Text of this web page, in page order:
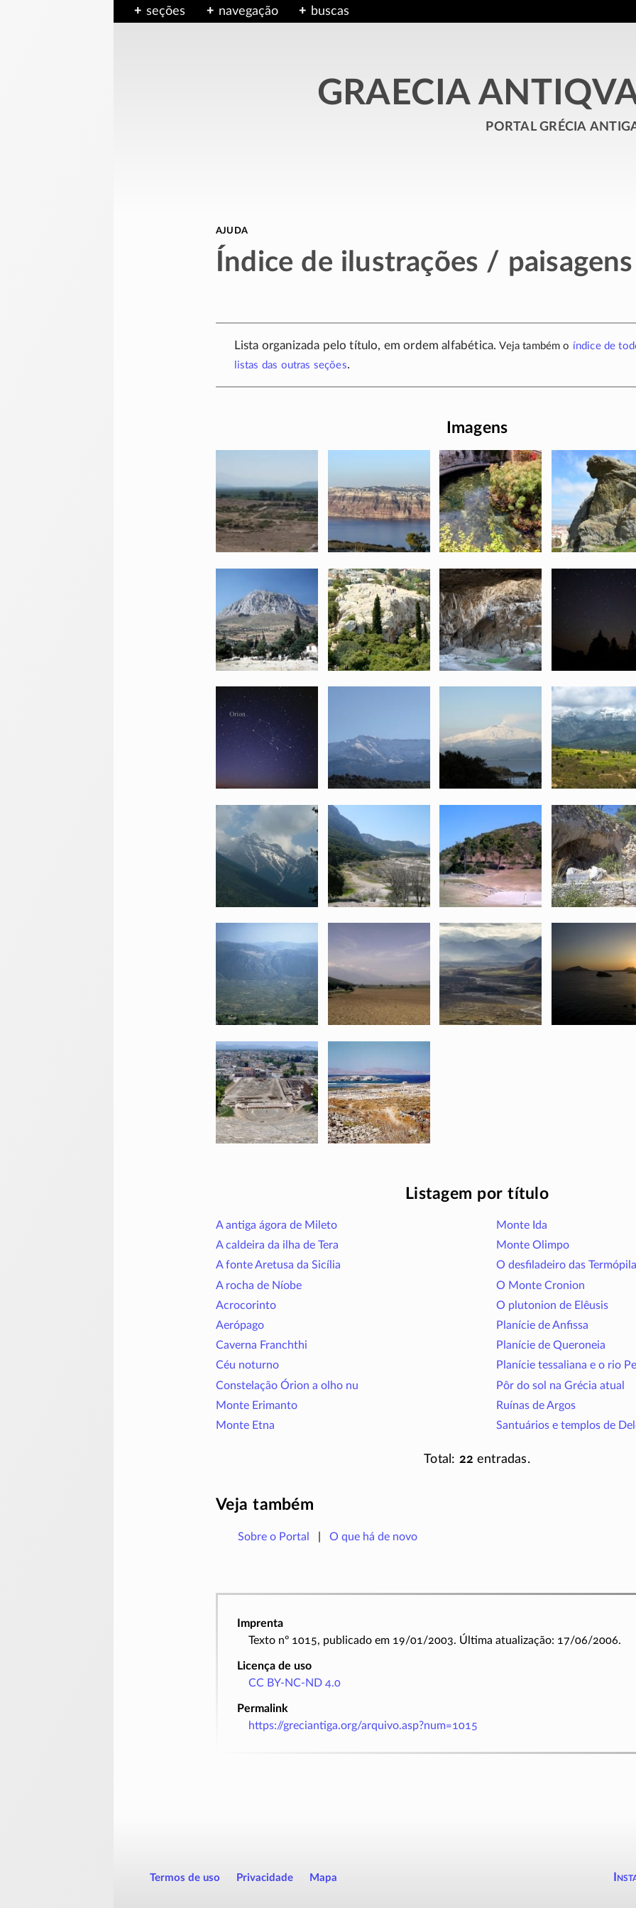
seções navegação buscas
GRAECIA
portal grécia
ajuda
Índice de ilustrações /
Lista organizada pelo título, em ordem alfabética.Veja também o índice de
listas das outras seções.
Imagens
Listagem por título
A antiga ágora de Mileto
A caldeira da ilha de Tera
A fonte Aretusa da Sicília
A rocha de Níobe
Acrocorinto
Aerópago
Caverna Franchthi
Céu noturno
Constelação Órion a olho nu
Monte Erimanto
Monte Etna
Monte Ida
Monte Olimpo
O desfiladeiro das
O Monte Cronion
O plutonion de Elêusis
Planície de Anfissa
Planície de Queroneia
Planície tessaliana e o rio
Pôr do sol na Grécia atual
Ruínas de Argos
Santuários e templos de
Total: 22 entradas.
Veja também
Sobre o Portal O que há de novo
Imprenta
Texto nº 1015, publicado em 19/01/2003. Última atualização: 17/06/2006.
Licença de uso
CC BY-NC-ND 4.0
Permalink
https://greciantiga.org/arquivo.asp?num=1015
Termos de uso Privacidade Mapa